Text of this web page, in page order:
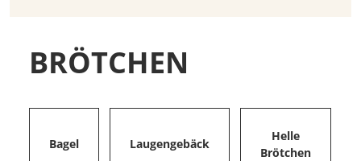
BRÖTCHEN
Bagel Laugengebäck
Helle
Brötchen